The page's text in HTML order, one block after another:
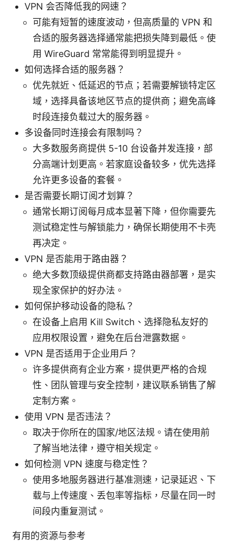
VPN 会否降低我的网速？
可能有短暂的速度波动，但高质量的 VPN 和
合适的服务器选择通常能把损失降到最低。使
用 WireGuard 常常能得到明显提升。
如何选择合适的服务器？
优先就近、低延迟的节点；若需要解锁特定区
域，选择具备该地区节点的提供商；避免高峰
时段连接负载过大的服务器。
多设备同时连接会有限制吗？
大多数服务商提供 5-10 台设备并发连接，部
分高端计划更高。若家庭设备较多，优先选择
允许更多设备的套餐。
是否需要长期订阅才划算？
通常长期订阅每月成本显著下降，但你需要先
测试稳定性与解锁能力，确保长期使用不卡壳
再决定。
VPN 是否能用于路由器？
绝大多数顶级提供商都支持路由器部署，是实
现全家保护的好办法。
如何保护移动设备的隐私？
在设备上启用 Kill Switch、选择隐私友好的
应用权限设置，避免在后台泄露数据。
VPN 是否适用于企业用户？
许多提供商有企业方案，提供更严格的合规
性、团队管理与安全控制，建议联系销售了解
定制方案。
使用 VPN 是否违法？
取决于你所在的国家/地区法规。请在使用前
了解当地法律，遵守相关规定。
如何检测 VPN 速度与稳定性？
使用多地服务器进行基准测速，记录延迟、下
载与上传速度、丢包率等指标，尽量在同一时
间段内重复测试。
有用的资源与参考